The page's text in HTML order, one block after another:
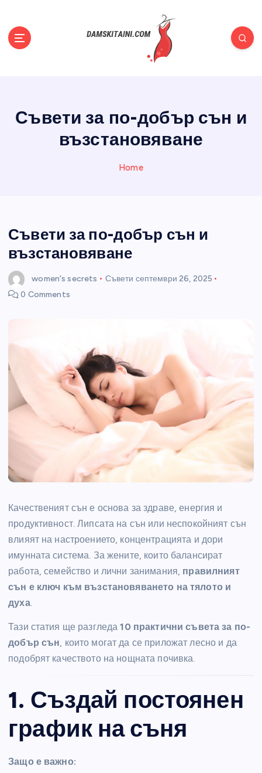
Съвети за по-добър сън и
възстановяване
Home
Съвети за по-добър сън и
възстановяване
women's secrets Съвети септември 26, 2025
0 Comments
Качественият сън е основа за здраве, енергия и
продуктивност. Липсата на сън или неспокойният сън
влияят на настроението, концентрацията и дори
имунната система. За жените, които балансират
работа, семейство и лични занимания, правилният
сън е ключ към възстановяването на тялото и
духа.
Тази статия ще разгледа10 практични съвета за по-
добър сън, които могат да се приложат лесно и да
подобрят качеството на нощната почивка.
1. Създай постоянен
график на съня
Защо е важно: